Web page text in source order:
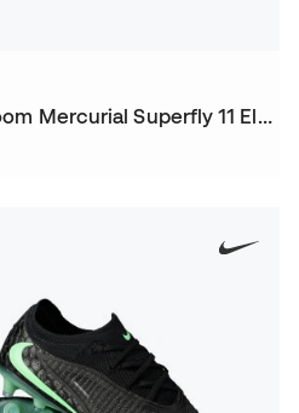
Bota Air Zoom Mercurial Superfly 11 Elite FG